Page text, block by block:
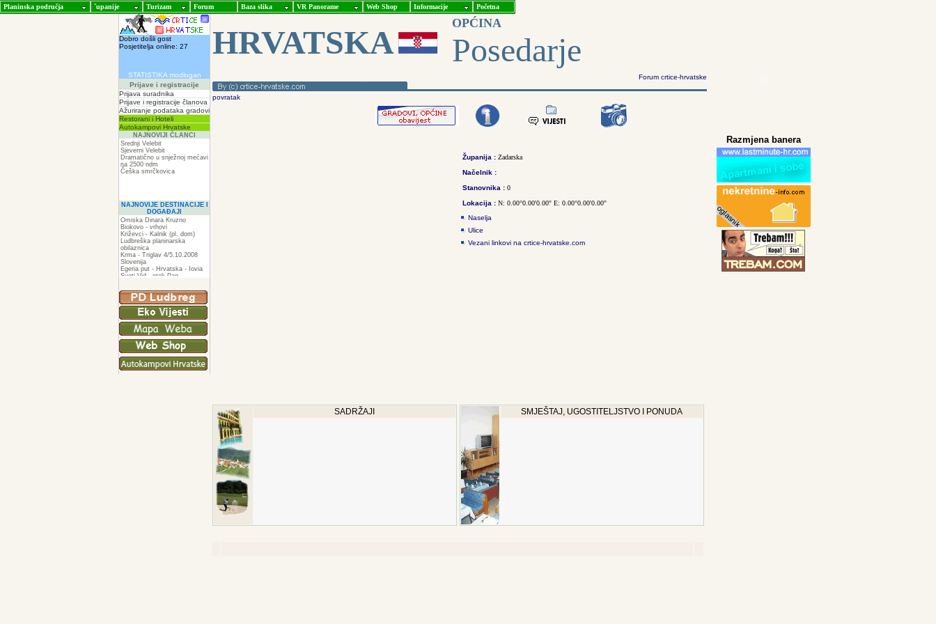
Planinska područja ˇupanije Turizam Forum Baza slika VR Panorame Web Shop Informacije Početna
Dobro došli gost
Posjetitelja online: 27
STATISTIKA modlogan
Prijave i registracije
Prijava suradnika
Prijave i registracije članova
Ažuriranje podataka gradovi
Restorani i Hoteli
Autokampovi Hrvatske
NAJNOVIJI ČLANCI
Srednji Velebit
Sjeverni Velebit
Dramatično u snježnoj mećavi
na 2500 ndm
Češka smrčkovica
NAJNOVIJE DESTINACIJE I
DOGAĐAJI
Omiska Dinara Kruzno
Biokovo - vrhovi
Križevci - Kalnik (pl. dom)
Ludbreška planinarska
obilaznica
Krma - Triglav 4/5.10.2008
Slovenija
Egeria put - Hrvatska - Iovia
Sveti Vid - otok Pag
ZIR
Podkilavac-Mudna dol-Hahlići-
Kolac-Podki
HRVATSKA
OPĆINA
Posedarje
Forum crtice-hrvatske
povratak
Županija : Zadarska
Načelnik :
Stanovnika : 0
Lokacija : N: 0.00°0.00'0.00'' E: 0.00°0.00'0.00''
Naselja
Ulice
Vezani linkovi na crtice-hrvatske.com
SADRŽAJI SMJEŠTAJ, UGOSTITELJSTVO I PONUDA
Razmjena banera